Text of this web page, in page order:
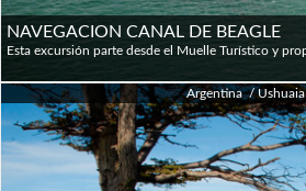
NAVEGACION CANAL DE BEAGLE
Argentina / Ushuaia